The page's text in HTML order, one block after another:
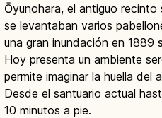
Ōyunohara, el antiguo
se levantaban varios
una gran inundación en 1889
Hoy presenta un ambiente
permite imaginar la huella del
Desde el santuario actual
10 minutos a pie.